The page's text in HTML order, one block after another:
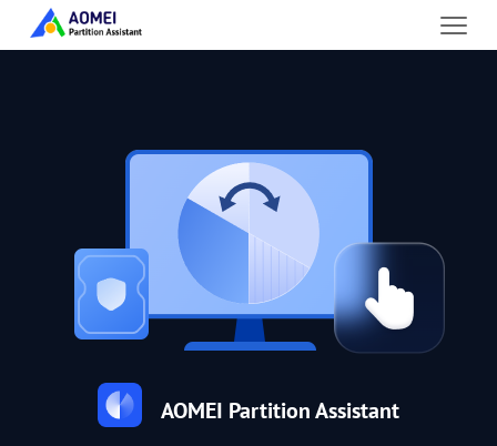
AOMEI Partition Assistant